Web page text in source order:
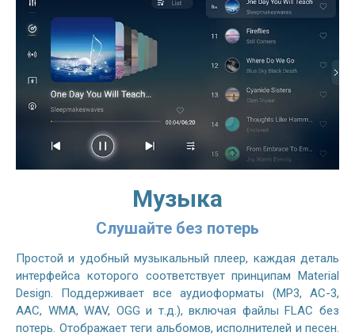
Музыка
Слушайте без потерь
Простой и удобный музыкальный плеер, каждая деталь
интерфейса которого соответствует принципам Material
Design. Поддерживает все аудиоформаты (MP3, AC-3,
AAC, WMA, WAV, OGG и т.д.), включая файлы FLAC без
потерь. Отображает теги альбомов, исполнителей и песен.